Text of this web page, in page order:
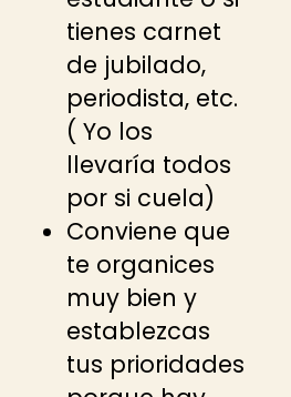
tienes carnet
de jubilado,
periodista, etc.
( Yo los
llevaría todos
por si cuela)
Conviene que
te organices
muy bien y
establezcas
tus prioridades